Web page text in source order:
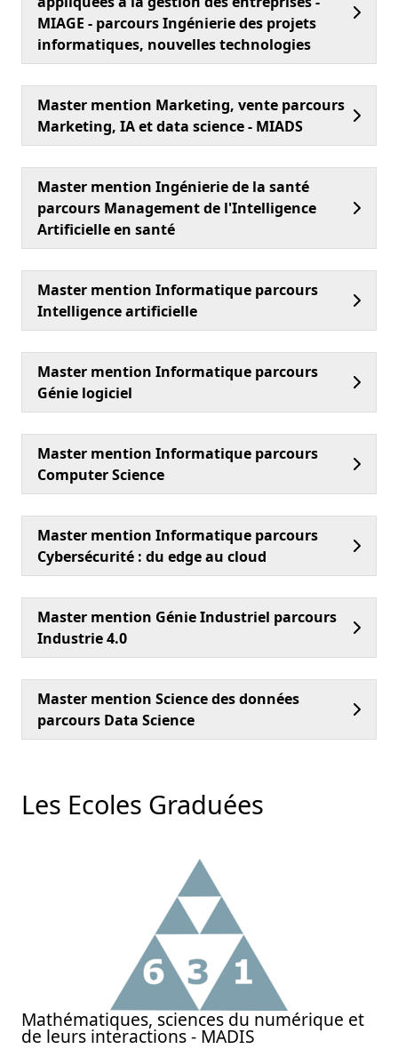
MIAGE - parcours Ingénierie des projets
informatiques, nouvelles technologies
Master mention Marketing, vente parcours
Marketing, IA et data science - MIADS
Master mention Ingénierie de la santé
parcours Management de l'Intelligence
Artificielle en santé
Master mention Informatique parcours
Intelligence artificielle
Master mention Informatique parcours
Génie logiciel
Master mention Informatique parcours
Computer Science
Master mention Informatique parcours
Cybersécurité : du edge au cloud
Master mention Génie Industriel parcours
Industrie 4.0
Master mention Science des données
parcours Data Science
Les Ecoles Graduées
Mathématiques, sciences du numérique et
de leurs interactions - MADIS